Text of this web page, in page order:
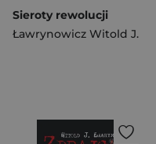
Sieroty rewolucji
Ławrynowicz Witold J.